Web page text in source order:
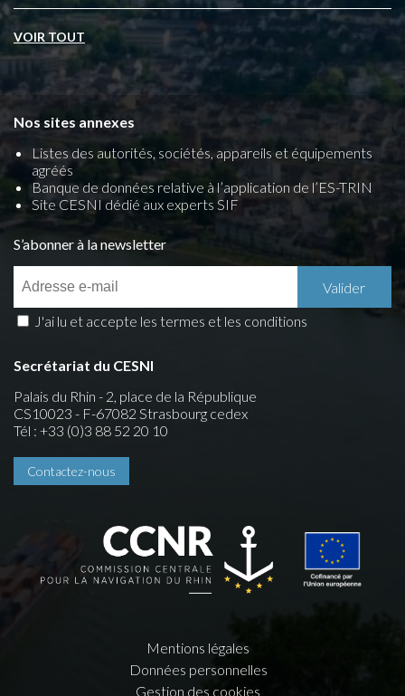
VOIR TOUT
Nos sites annexes
Listes des autorités, sociétés, appareils et équipements
agréés
Banque de données relative à l’application de l’ES-TRIN
Site CESNI dédié aux experts SIF
S’abonner à la newsletter
J'ai lu et accepte les termes et les conditions
Secrétariat du CESNI
Palais du Rhin - 2, place de la République
CS10023 - F-67082 Strasbourg cedex
Tél : +33 (0)3 88 52 20 10
Contactez-nous
Mentions légales
Données personnelles
Gestion des cookies